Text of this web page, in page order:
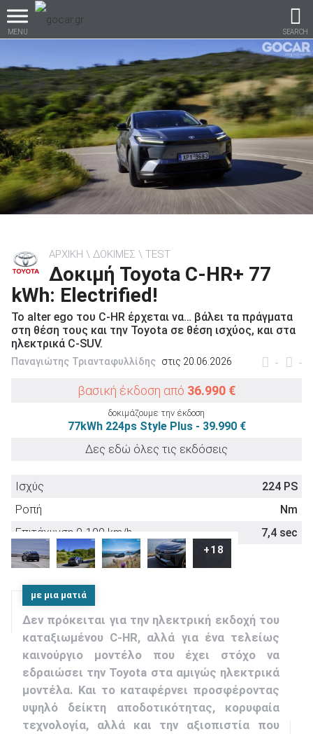
MENU SEARCH
Βρες τα πάντα για το
αυτοκίνητο!
βρες το!
Καινούρια
ΑΝΑΖΗΤΗΣΗ
Μεταχειρισμένα
ΑΝΑΖΗΤΗΣΗ
ΑΡΧΙΚΗ ΔΟΚΙΜΕΣ TEST
Δοκιμή Toyota C-ΗR+ 77
kWh: Electrified!
Το alter ego του C-HR έρχεται να… βάλει τα πράγματα
στη θέση τους και την Toyota σε θέση ισχύος, και στα
ηλεκτρικά C-SUV.
- -
Παναγιώτης Τριανταφυλλίδης στις 20.06.2026
βασική έκδοση από 36.990 €
δοκιμάζουμε την έκδοση
77kWh 224ps Style Plus - 39.990 €
Δες εδώ όλες τις εκδόσεις
Ισχύς
224 PS
Ροπή
Nm
Επιτάχυνση 0-100 km/h
7,4 sec
+18
με μια ματιά
Δεν πρόκειται για την ηλεκτρική εκδοχή του
καταξιωμένου C-HR, αλλά για ένα τελείως
καινούργιο μοντέλο που έχει στόχο να
εδραιώσει την Toyota στα αμιγώς ηλεκτρικά
μοντέλα. Και το καταφέρνει προσφέροντας
υψηλό δείκτη αποδοτικότητας, κορυφαία
τεχνολογία, αλλά και την αξιοπιστία που